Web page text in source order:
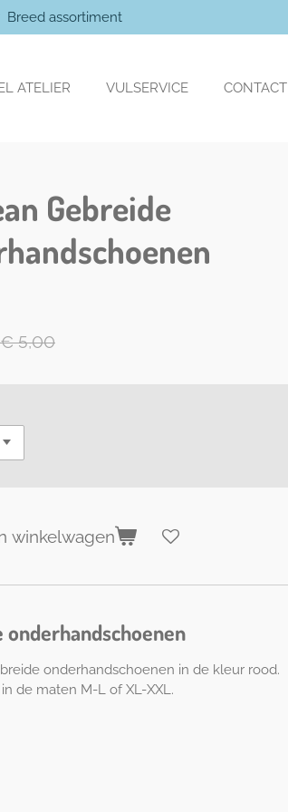
Breed assortiment
ATELIER VULSERVICE CONTACT
Gebreide
€ 5,00
winkelwagen
onderhandschoenen
onderhandschoenen in de kleur rood.
de maten M-L of XL-XXL.